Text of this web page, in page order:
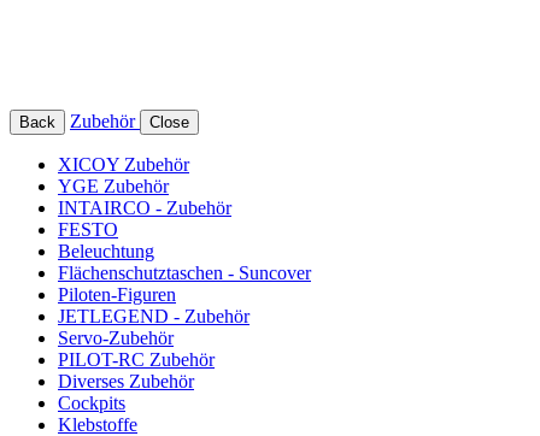
Back Zubehör Close
XICOY Zubehör
YGE Zubehör
INTAIRCO - Zubehör
FESTO
Beleuchtung
Flächenschutztaschen - Suncover
Piloten-Figuren
JETLEGEND - Zubehör
Servo-Zubehör
PILOT-RC Zubehör
Diverses Zubehör
Cockpits
Klebstoffe